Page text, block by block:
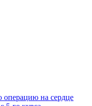
операцию на сердце